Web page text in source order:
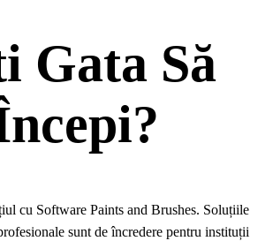
Gata Să
cu Software Paints and Brushes. Soluțiile
sunt de încredere pentru instituții